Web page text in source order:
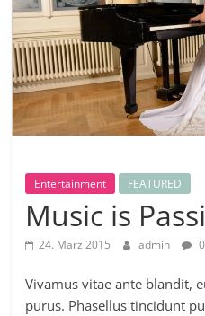
Entertainment FEATURED
Music is
24. März 2015 admin
Vivamus vitae ante blandit,
purus. Phasellus tincidunt